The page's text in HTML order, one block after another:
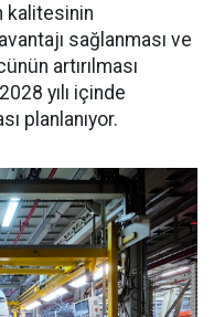
kalitesinin
sağlanması ve
artırılması
yılı içinde
planlanıyor.